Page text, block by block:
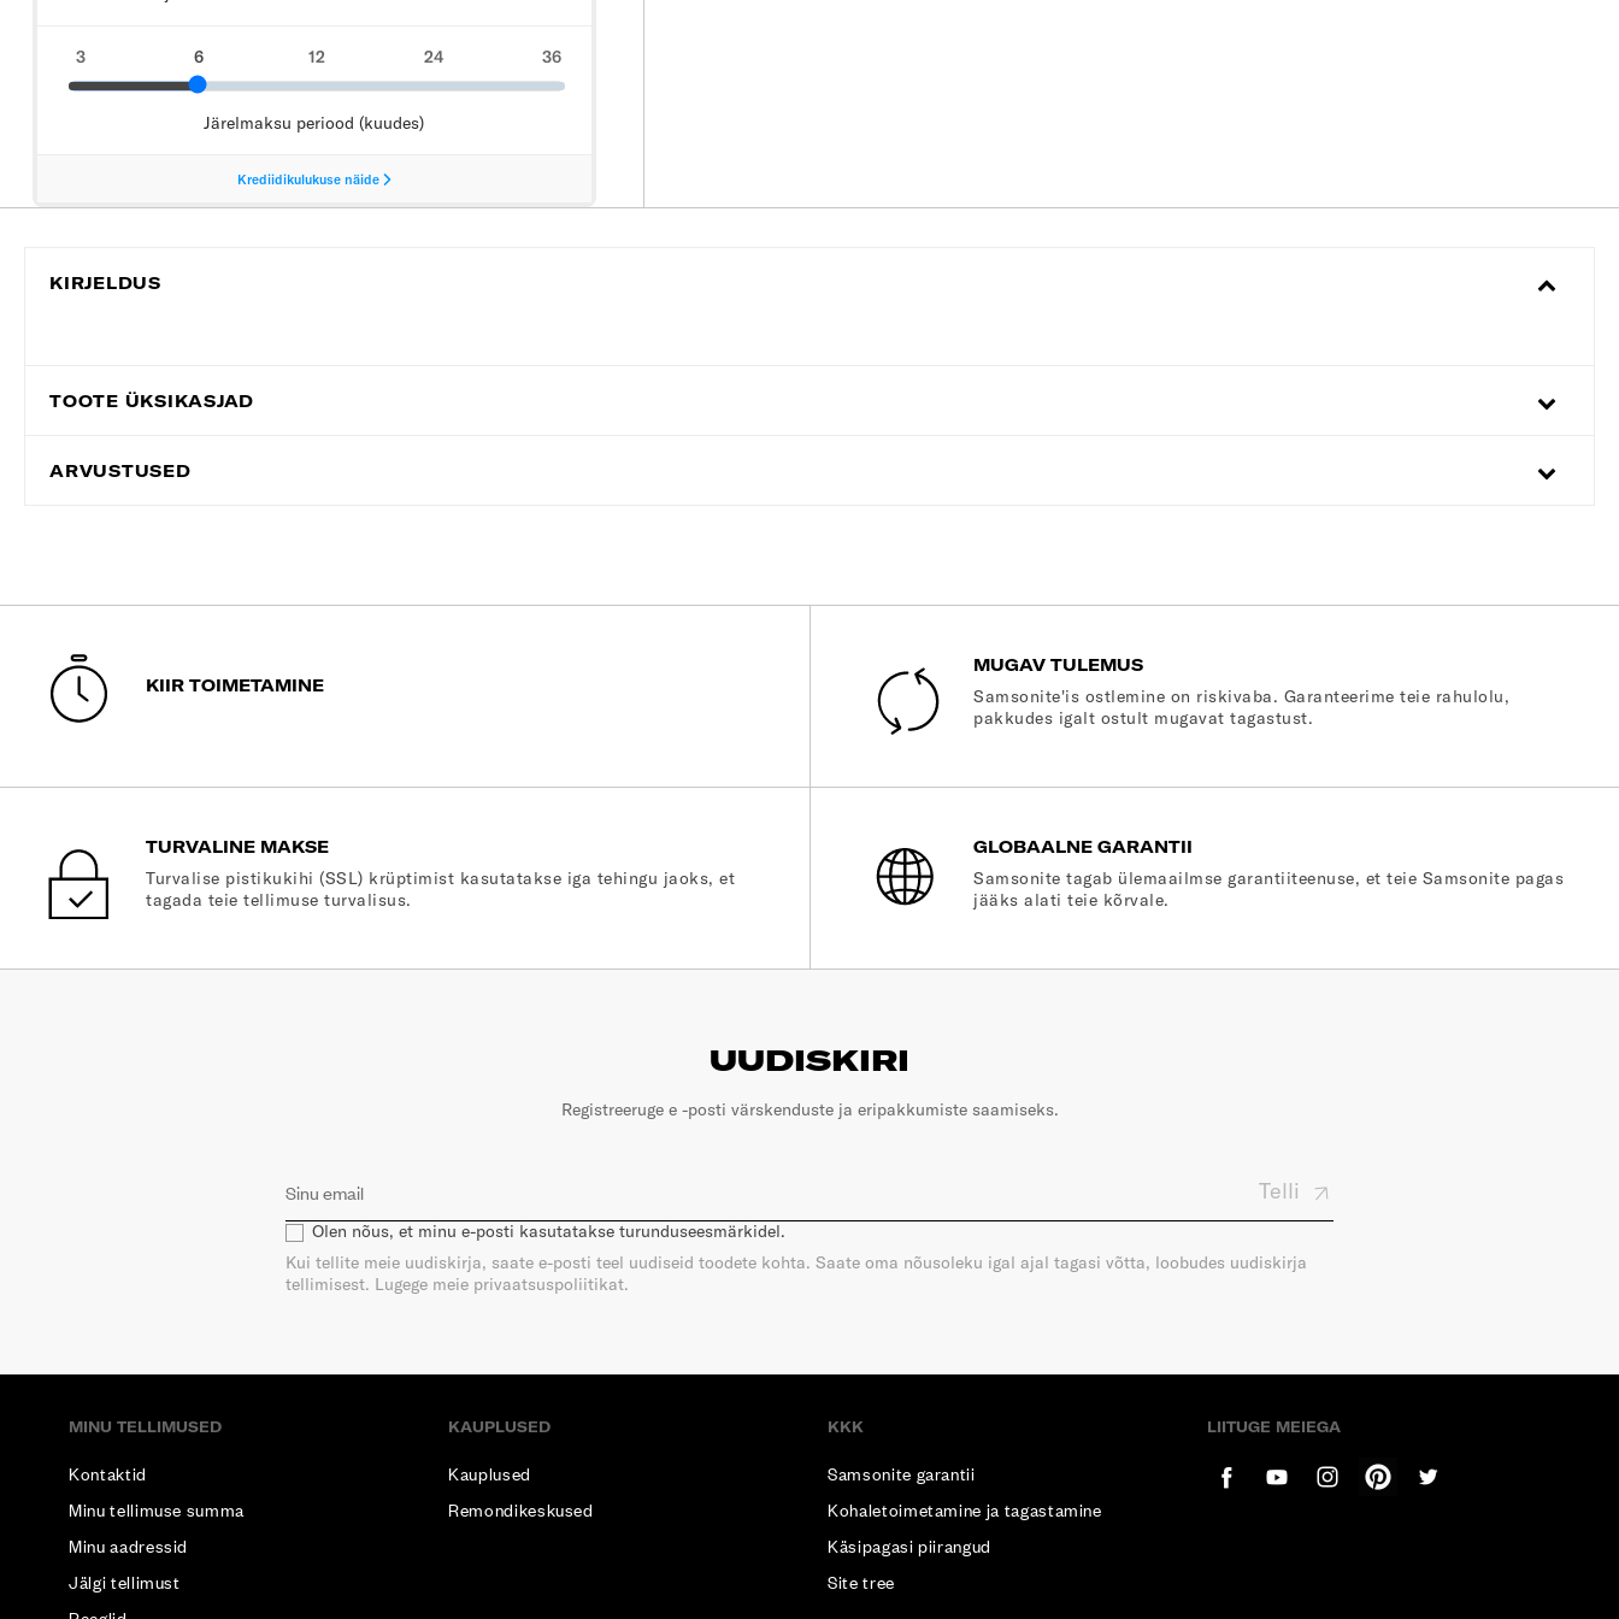
KIRJELDUS
TOOTE ÜKSIKASJAD
ARVUSTUSED
KIIR TOIMETAMINE
MUGAV TULEMUS
Samsonite'is ostlemine on riskivaba. Garanteerime teie rahulolu,
pakkudes igalt ostult mugavat tagastust.
TURVALINE MAKSE
Turvalise pistikukihi (SSL) krüptimist kasutatakse iga tehingu jaoks, et
tagada teie tellimuse turvalisus.
GLOBAALNE GARANTII
Samsonite tagab ülemaailmse garantiiteenuse, et teie Samsonite pagas
jääks alati teie kõrvale.
UUDISKIRI
Registreeruge e -posti värskenduste ja eripakkumiste saamiseks.
Telli
Olen nõus, et minu e-posti kasutatakse turunduseesmärkidel.
Kui tellite meie uudiskirja, saate e-posti teel uudiseid toodete kohta. Saate oma nõusoleku igal ajal tagasi võtta, loobudes uudiskirja
tellimisest. Lugege meie privaatsuspoliitikat.
MINU TELLIMUSED
Kontaktid
Minu tellimuse summa
Minu aadressid
Jälgi tellimust
KAUPLUSED
Kauplused
Remondikeskused
KKK
Samsonite garantii
Kohaletoimetamine ja tagastamine
Käsipagasi piirangud
Site tree
LIITUGE MEIEGA